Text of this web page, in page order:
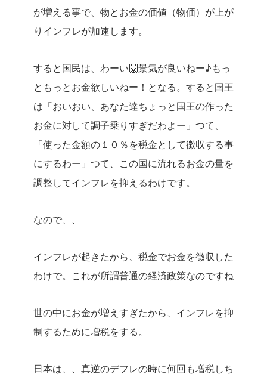
が増える事で、物とお金の価値（物価）が上が
りインフレが加速します。
すると国民は、わーい🙌景気が良いねー♪もっ
ともっとお金欲しいねー！となる。すると国王
は「おいおい、あなた達ちょっと国王の作った
お金に対して調子乗りすぎだわよー」つて、
「使った金額の１０％を税金として徴収する事
にするわー」つて、この国に流れるお金の量を
調整してインフレを抑えるわけです。
なので、、
インフレが起きたから、税金でお金を徴収した
わけで。これが所謂普通の経済政策なのですね
世の中にお金が増えすぎたから、インフレを抑
制するために増税をする。
日本は、、真逆のデフレの時に何回も増税しち